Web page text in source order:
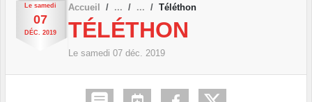
Le samedi
07
DÉC. 2019
Accueil Téléthon
TÉLÉTHON
Le samedi 07 déc. 2019